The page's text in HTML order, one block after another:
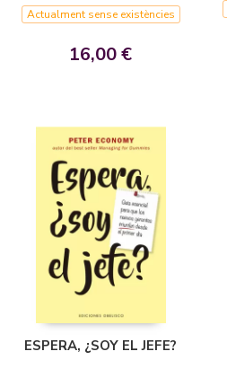
Actualment sense existències
16,00 €
ESPERA, ¿SOY EL JEFE?